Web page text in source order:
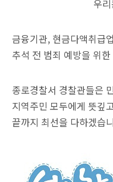
우
금융기관, 현금다액취급
추석 전 범죄 예방을 위
종로경찰서 경찰관들은
지역주민 모두에게 뜻깊
끝까지 최선을 다하겠습